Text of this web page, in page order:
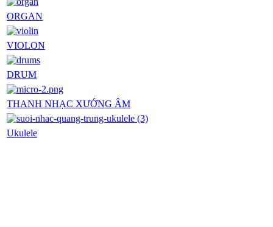
ORGAN
VIOLON
DRUM
THANH NHẠC XƯỚNG ÂM
Ukulele